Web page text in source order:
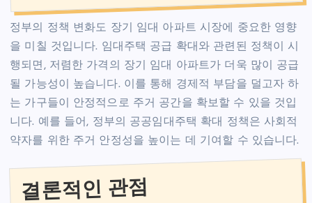
정부의 정책 변화도 장기 임대 아파트 시장에 중요한 영향
을 미칠 것입니다. 임대주택 공급 확대와 관련된 정책이 시
행되면, 저렴한 가격의 장기 임대 아파트가 더욱 많이 공급
될 가능성이 높습니다. 이를 통해 경제적 부담을 덜고자 하
는 가구들이 안정적으로 주거 공간을 확보할 수 있을 것입
니다. 예를 들어, 정부의 공공임대주택 확대 정책은 사회적
약자를 위한 주거 안정성을 높이는 데 기여할 수 있습니다.
결론적인 관점